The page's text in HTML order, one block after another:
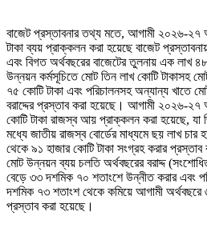
বাজেট প্রস্তাবনার তথ্য মতে, আগামী ২০২৬-২৭
টাকা ব্যয় প্রাক্কলন করা হয়েছে বাজেট
এবং বিগত অর্থবছরের বাজেটের তুলনায় এক লাখ ৪৮
উন্নয়ন কর্মসূচিতে মোট তিন লাখ কোটি টাকাসহ
৭৫ কোটি টাকা এবং পরিচালনসহ অন্যান্য খাতে
বরাদ্দের প্রস্তাব করা হয়েছে। আগামী ২০২৬-২৭
কোটি টাকা রাজস্ব আয় প্রাক্কলন করা হয়েছে,
মধ্যে জাতীয় রাজস্ব বোর্ডের মাধ্যমে ছয় লাখ চার
থেকে ৯১ হাজার কোটি টাকা সংগ্রহ করার
মোট উন্নয়ন ব্যয় চলতি অর্থবছরের বরাদ্দ
বেড়ে ৩৩ দশমিক ৭০ শতাংশে উন্নীত করার এবং
দশমিক ৭৩ শতাংশ থেকে কমিয়ে আগামী
প্রস্তাব করা হয়েছে।